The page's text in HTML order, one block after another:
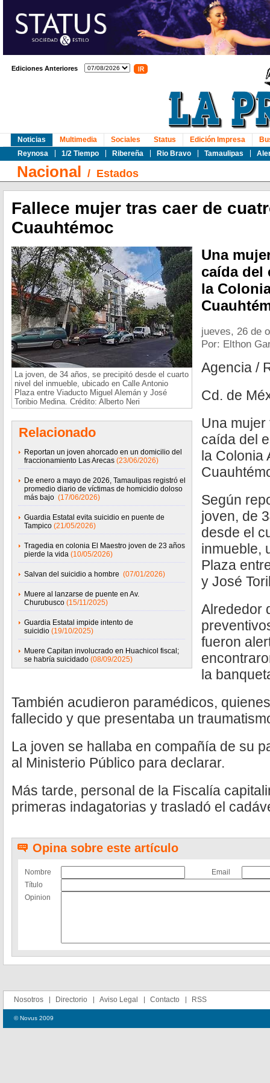
Ediciones Anteriores
Noticias
Reynosa
1/2 Tiempo Ribereña Rio Bravo Tamaulipas
Multimedia Sociales Status Edición Impresa
Nacional / Estados
Fallece mujer tras caer de
Cuauhtémoc
La joven, de 34 años, se precipitó desde el cuarto
nivel del inmueble, ubicado en Calle Antonio
Plaza entre Viaducto Miguel Alemán y José
Toribio Medina. Crédito: Alberto Neri
Relacionado
Reportan un joven ahorcado en un domicilio del
fraccionamiento Las Arecas (23/06/2026)
De enero a mayo de 2026, Tamaulipas registró el
promedio diario de víctimas de homicidio doloso
más bajo (17/06/2026)
Guardia Estatal evita suicidio en puente de
Tampico (21/05/2026)
Tragedia en colonia El Maestro joven de 23 años
pierde la vida (10/05/2026)
Salvan del suicidio a hombre (07/01/2026)
Muere al lanzarse de puente en Av.
Churubusco (15/11/2025)
Guardia Estatal impide intento de
suicidio (19/10/2025)
Muere Capitan involucrado en Huachicol fiscal;
se habría suicidado (08/09/2025)
Una
caída del
la
jueves, 26 de
Por: Elthon
Agencia /
Cd. de
Una
caída del
la Colonia
Según
joven, de
desde el
inmueble,
Plaza
y José
Alrededor
fueron
la
También acudieron paramédicos,
fallecido y que presentaba un
La joven se hallaba en compañía de su
al Ministerio Público para declarar.
Más tarde, personal de la Fiscalía
primeras indagatorias y trasladó el
Opina sobre este artículo
Nombre
Email
Título
Opinion
Nosotros Directorio Aviso Legal Contacto RSS
© Novus 2009